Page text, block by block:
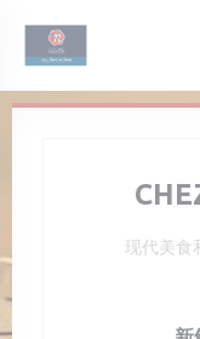
现代美食